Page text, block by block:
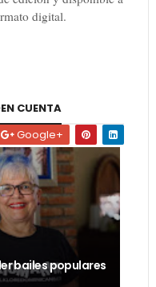
digital.
CUENTA
Google+
bailes populares